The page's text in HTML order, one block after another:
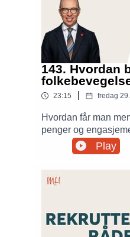
143. Hvordan
23:15 fredag
Hvordan får man
penger og
av Ukrainian
Advokatfirmaet
støtten til Ukraina.
Play